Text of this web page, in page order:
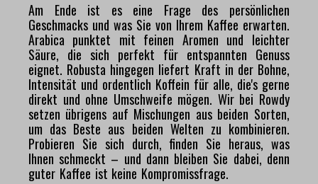
Am Ende ist es eine Frage des persönlichen
Geschmacks und was Sie von Ihrem Kaffee erwarten.
Arabica punktet mit feinen Aromen und leichter
Säure, die sich perfekt für entspannten Genuss
eignet. Robusta hingegen liefert Kraft in der Bohne,
Intensität und ordentlich Koffein für alle, die's gerne
direkt und ohne Umschweife mögen. Wir bei Rowdy
setzen übrigens auf Mischungen aus beiden Sorten,
um das Beste aus beiden Welten zu kombinieren.
Probieren Sie sich durch, finden Sie heraus, was
Ihnen schmeckt – und dann bleiben Sie dabei, denn
guter Kaffee ist keine Kompromissfrage.